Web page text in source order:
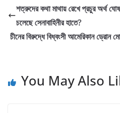
শত্রুদের কথা মাথায় রেখে প্রচুর অর্থ
চলেছে সেনাবাহিনীর হাতে?
চীনের বিরুদ্ধে বিধ্বংসী আমেরিকান ড্রোন
You May Also